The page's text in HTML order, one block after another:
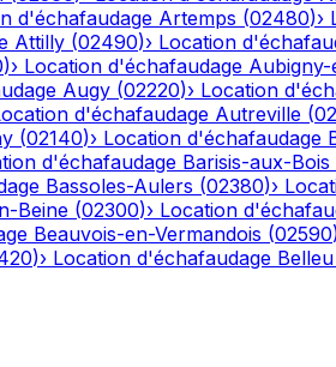
d'échafaudage Artemps (02480)›
Attilly (02490)› Location
)› Location d'échafaudage
Augy (02220)› Location
d'échafaudage Autreville (
(02140)› Location d'échafaudage
d'échafaudage Barisis-aux-Bois
Bassoles-Aulers (02380)›
Beine (02300)› Location
Beauvois-en-Vermandois (02590
)› Location d'échafaudage Belleu